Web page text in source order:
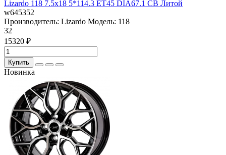
Lizardo 118 7.5x18 5*114.3 ET45 DIA67.1 CB Литой
w645352
Производитель: Lizardo Модель: 118
32
15320 ₽
Купить
Новинка